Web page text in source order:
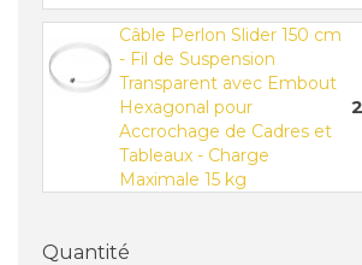
Câble Perlon Slider 150 cm
- Fil de Suspension
Transparent avec Embout
Hexagonal pour
Accrochage de Cadres et
Tableaux - Charge
Maximale 15 kg
Quantité